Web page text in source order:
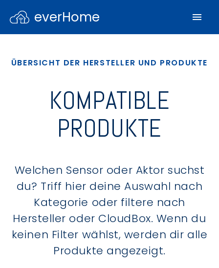
everHome
ÜBERSICHT DER HERSTELLER UND PRODUKTE
KOMPATIBLE
PRODUKTE
Welchen Sensor oder Aktor suchst
du? Triff hier deine Auswahl nach
Kategorie oder filtere nach
Hersteller oder CloudBox. Wenn du
keinen Filter wählst, werden dir alle
Produkte angezeigt.